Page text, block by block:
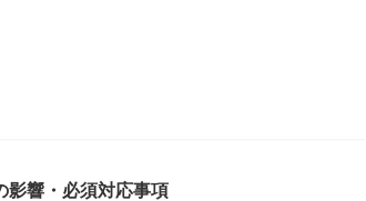
影響・必須対応事項